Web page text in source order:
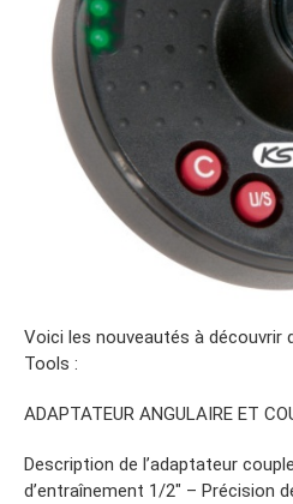
Voici les nouveautés à découvrir
Tools :
ADAPTATEUR ANGULAIRE ET
Description de l’adaptateur
d’entraînement 1/2″ – Précision